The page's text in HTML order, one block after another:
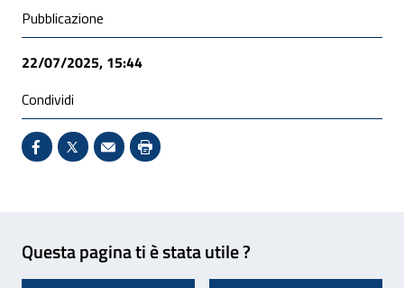
Condivisione social
Pubblicazione
22/07/2025, 15:44
Condividi
Condividi su Facebook - Sito esterno - Apertura in
X - Sito esterno - Apertura in nuova finestra
Invio Mail: apre il programma di posta
Stampa pagina: scelta meno
Questa pagina ti è stata utile ?